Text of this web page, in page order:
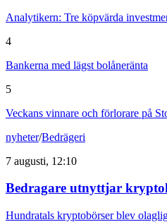
Analytikern: Tre köpvärda
4
Bankerna med lägst bolåneränta
5
Veckans vinnare och förlorare på
nyheter/Bedrägeri
7 augusti, 12:10
Bedragare utnyttjar
Hundratals kryptobörser blev